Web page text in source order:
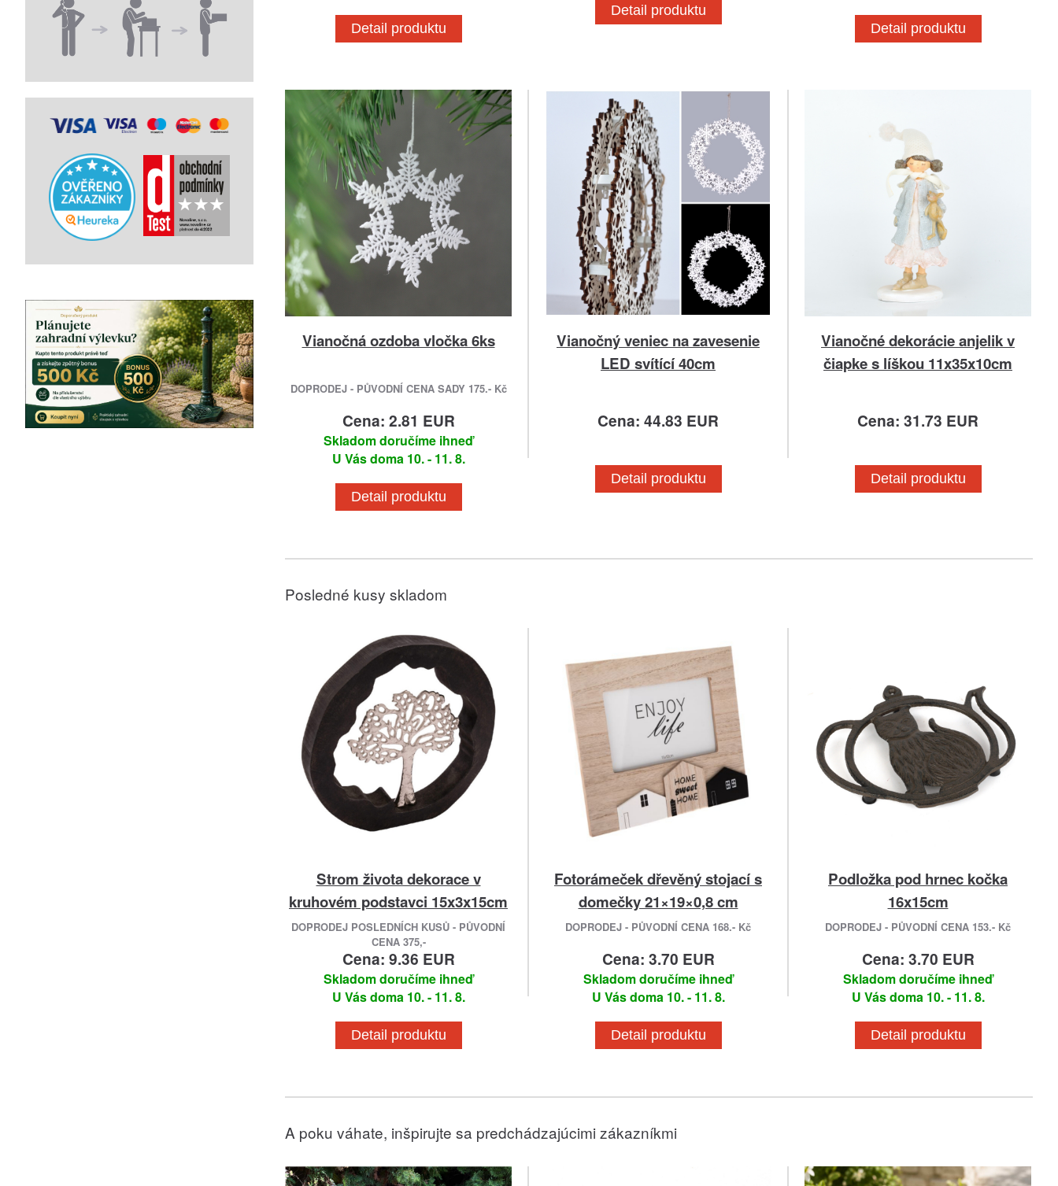
Detail produktu
Detail produktu
Detail produktu
Vianočná ozdoba vločka 6ks
DOPRODEJ - PŮVODNÍ CENA SADY 175.- Kč
Cena: 2.81 EUR
Skladom doručíme ihneď
U Vás doma 10. - 11. 8.
Detail produktu
Vianočný veniec na zavesenie
LED svítící 40cm
Cena: 44.83 EUR
Detail produktu
Vianočné dekorácie anjelik v
čiapke s líškou 11x35x10cm
Cena: 31.73 EUR
Detail produktu
Posledné kusy skladom
Strom života dekorace v
kruhovém podstavci 15x3x15cm
DOPRODEJ POSLEDNÍCH KUSŮ - PŮVODNÍ
CENA 375,-
Cena: 9.36 EUR
Skladom doručíme ihneď
U Vás doma 10. - 11. 8.
Detail produktu
Fotorámeček dřevěný stojací s
domečky 21×19×0,8 cm
DOPRODEJ - PŮVODNÍ CENA 168.- Kč
Cena: 3.70 EUR
Skladom doručíme ihneď
U Vás doma 10. - 11. 8.
Detail produktu
Podložka pod hrnec kočka
16x15cm
DOPRODEJ - PŮVODNÍ CENA 153.- Kč
Cena: 3.70 EUR
Skladom doručíme ihneď
U Vás doma 10. - 11. 8.
Detail produktu
A poku váhate, inšpirujte sa predchádzajúcimi zákazníkmi